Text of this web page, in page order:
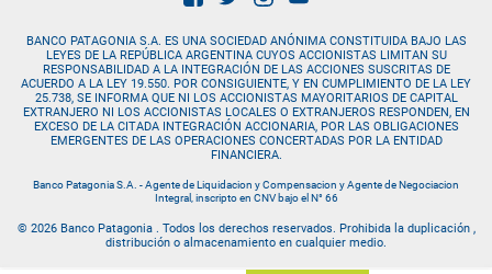
BANCO PATAGONIA S.A. ES UNA SOCIEDAD ANÓNIMA CONSTITUIDA BAJO LAS
LEYES DE LA REPÚBLICA ARGENTINA CUYOS ACCIONISTAS LIMITAN SU
RESPONSABILIDAD A LA INTEGRACIÓN DE LAS ACCIONES SUSCRITAS DE
ACUERDO A LA LEY 19.550. POR CONSIGUIENTE, Y EN CUMPLIMIENTO DE LA LEY
25.738, SE INFORMA QUE NI LOS ACCIONISTAS MAYORITARIOS DE CAPITAL
EXTRANJERO NI LOS ACCIONISTAS LOCALES O EXTRANJEROS RESPONDEN, EN
EXCESO DE LA CITADA INTEGRACIÓN ACCIONARIA, POR LAS OBLIGACIONES
EMERGENTES DE LAS OPERACIONES CONCERTADAS POR LA ENTIDAD
FINANCIERA.
Banco Patagonia S.A. - Agente de Liquidacion y Compensacion y Agente de Negociacion
Integral, inscripto en CNV bajo el N° 66
© 2026 Banco Patagonia . Todos los derechos reservados. Prohibida la duplicación ,
distribución o almacenamiento en cualquier medio.